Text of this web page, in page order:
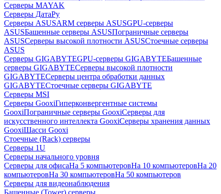
Серверы MAYAK
Серверы ДатаРу
Серверы ASUSARM серверы ASUSGPU-серверы
ASUSБашенные серверы ASUSПограничные серверы
ASUSСерверы высокой плотности ASUSСтоечные серверы
ASUS
Серверы GIGABYTEGPU-серверы GIGABYTEБашенные
серверы GIGABYTEСерверы высокой плотности
GIGABYTEСерверы центра обработки данных
GIGABYTEСтоечные серверы GIGABYTE
Серверы MSI
Серверы GooxiГиперконвергентные системы
GooxiПограничные серверы GooxiСерверы для
искусственного интеллекта GooxiСерверы хранения данных
GooxiШасси Gooxi
Стоечные (Rack) серверы
Серверы 1U
Серверы начального уровня
Серверы для офисаНа 5 компьютеровНа 10 компьютеровНа 20
компьютеровНа 30 компьютеровНа 50 компьютеров
Серверы для видеонаблюдения
Башенные (Tower) серверы